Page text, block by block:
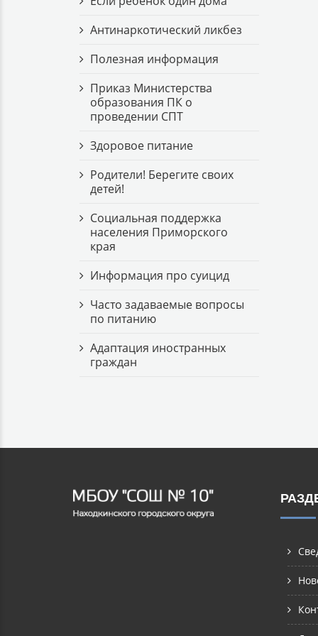
Антинаркотический ликбез
Полезная информация
Приказ Министерства
образования ПК о
проведении СПТ
Здоровое питание
Родители! Берегите своих
детей!
Cоциальная поддержка
населения Приморского
края
Информация про суицид
Часто задаваемые вопросы
по питанию
Адаптация иностранных
граждан